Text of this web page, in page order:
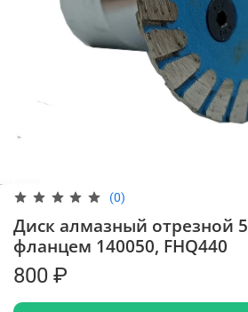
(0)
Диск алмазный отрезной
фланцем 140050, FHQ440
800 ₽